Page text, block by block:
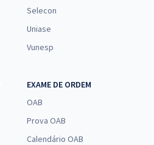
Selecon
Uniase
Vunesp
EXAME DE ORDEM
OAB
Prova OAB
Calendário OAB